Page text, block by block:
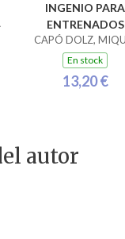
INGENIO PARA
ENTRENADOS
CAPÓ DOLZ,
En stock
13,20 €
autor